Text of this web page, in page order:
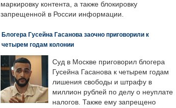
маркировку контента, а также блокировку
запрещенной в России информации.
Блогера Гусейна Гасанова заочно приговорили к
четырем годам колонии
Суд в Москве приговорил блогера
Гусейна Гасанова к четырем годам
лишения свободы и штрафу в
миллион рублей по делу о неуплате
налогов. Также ему запрещено